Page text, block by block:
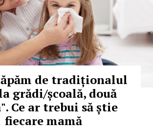
de tradiționalul
grădi/școală, două
Ce ar trebui să știe
fiecare mamă